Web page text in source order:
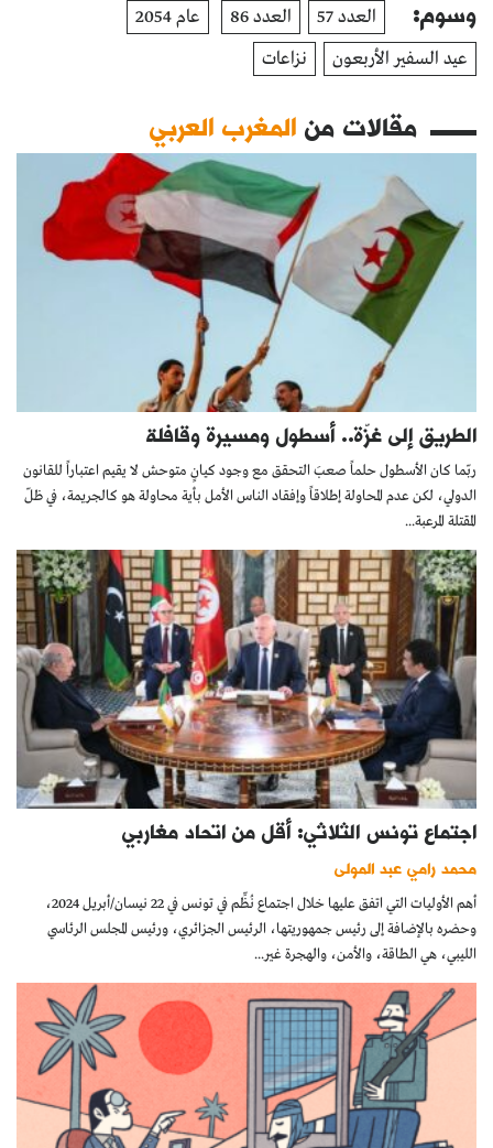
وسوم: العدد 57 العدد 86
عام 2054
عيد السفير الأربعون
نزاعات
مقالات منالمغرب العربي
الطريق إلى غزّة.. أسطول ومسيرة وقافلة
ربّما كان الأسطول حلماً صعبَ التحقق مع وجود كيانٍ متوحش لا يقيم اعتباراً للقانون
الدولي، لكن عدم المحاولة إطلاقاً وإفقاد الناس الأمل بأية محاولة هو كالجريمة، في ظلّ
المقتلة المرعبة...
اجتماع تونس الثلاثي: أقل من اتحاد مغاربي
محمد رامي عبد المولى
أهم الأوليات التي اتفق عليها خلال اجتماع نُظِّم في تونس في 22 نيسان/أبريل 2024،
وحضره بالإضافة إلى رئيس جمهوريتها، الرئيس الجزائري، ورئيس المجلس الرئاسي
الليبي، هي الطاقة، والأمن، والهجرة غير...